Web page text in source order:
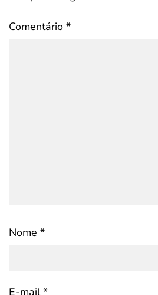
Comentário *
Nome *